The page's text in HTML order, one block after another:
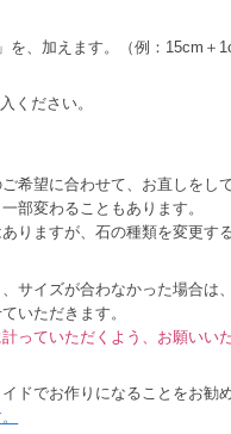
、加えます。（例：15cm＋
ください。
希望に合わせて、お直しをし
部変わることもあります。
りますが、石の種類を変更す
サイズが合わなかった場合は
いただきます。
っていただくよう、お願いいた
ドでお作りになることをお勧